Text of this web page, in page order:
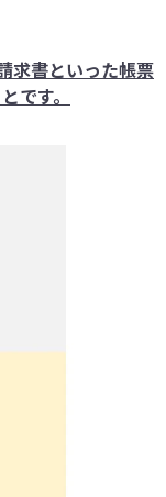
求書といった帳票
です。